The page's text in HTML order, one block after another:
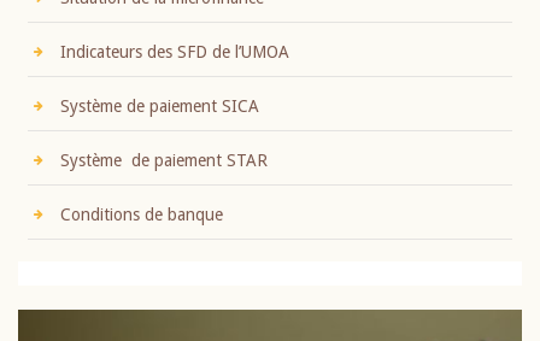
Indicateurs des SFD de l’UMOA
Système de paiement SICA
Système de paiement STAR
Conditions de banque